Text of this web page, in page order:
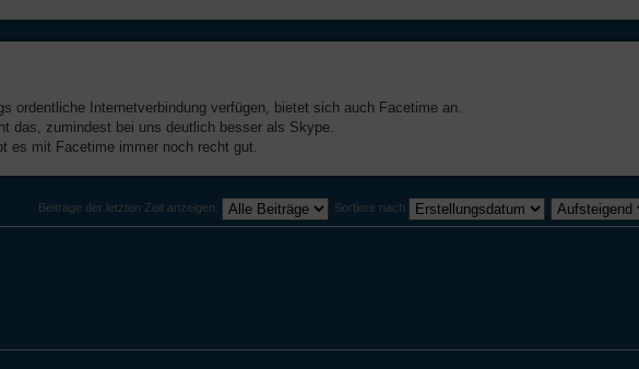
ordentliche Internetverbindung verfügen, bietet sich auch Facetime an.
das, zumindest bei uns deutlich besser als Skype.
es mit Facetime immer noch recht gut.
Beiträge der letzten Zeit anzeigen: Sortiere nach